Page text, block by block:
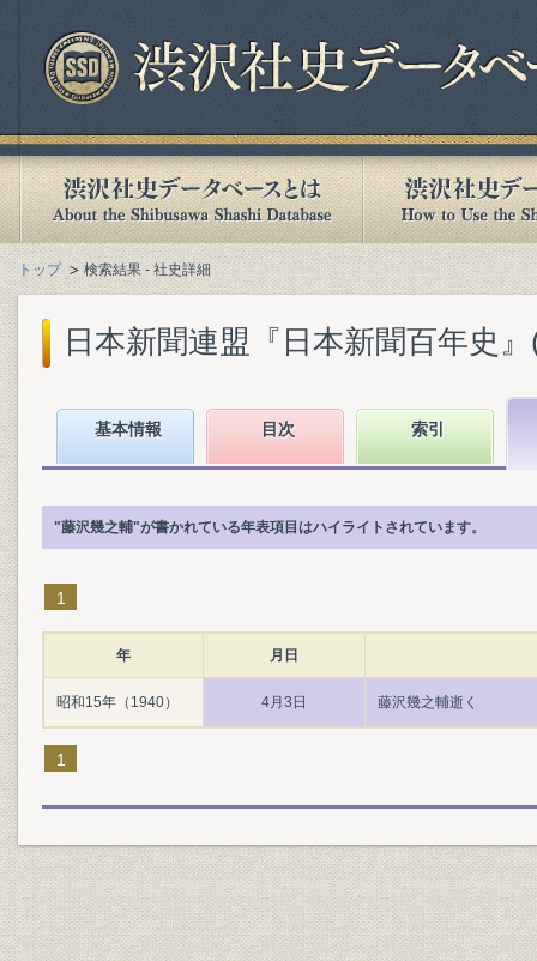
トップ 検索結果 - 社史詳細
日本新聞連盟『日本新聞百年史
基本情報 目次 索引
"藤沢幾之輔"が書かれている年表項目はハイライトされています。
1
年 月日
昭和15年（1940） 4月3日 藤沢幾之輔逝く
1